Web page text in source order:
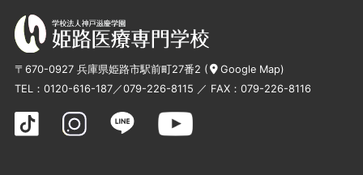
〒670-0927 兵庫県姫路市駅前町27番2 ( Google Map)
TEL： 0120-616-187／079-226-8115 ／ FAX：079-226-8116